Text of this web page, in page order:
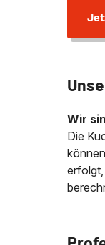
Wir
Die